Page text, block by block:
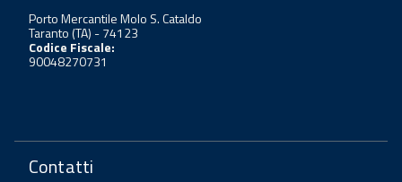
Porto Mercantile Molo S. Cataldo
Taranto (TA) - 74123
Codice Fiscale:
90048270731
Contatti